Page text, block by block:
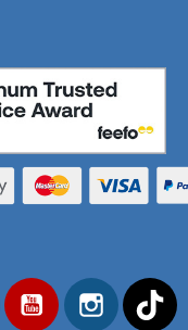
Twitter YouTubeInstagram